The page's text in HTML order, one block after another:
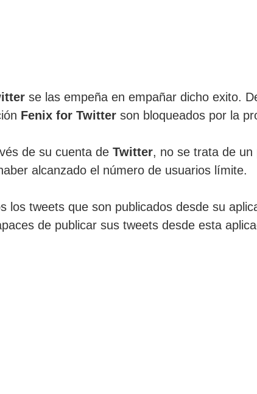
se las empeña en empañar dicho exito.
Fenix for Twitter son bloqueados por la
de su cuenta de Twitter, no se trata de un
alcanzado el número de usuarios límite.
los tweets que son publicados desde su
de publicar sus tweets desde esta